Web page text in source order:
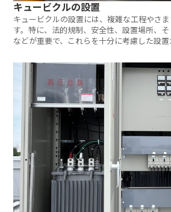
キュービクルの設置
キュービクルの設置には、複雑な工程やさ
す。特に、法的規制、安全性、設置場所、
などが重要で、これらを十分に考慮した設